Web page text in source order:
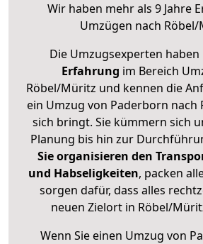
Wir haben mehr als 9 Jahre
Umzügen nach
Die Umzugsexperten haben
Erfahrung im Bereich
Röbel/Müritz und kennen die
ein Umzug von Paderborn
sich bringt. Sie kümmern sich
Planung bis hin zur
Sie organisieren den
und Habseligkeiten, packen
sorgen dafür, dass alles
neuen Zielort in Röbel/
Wenn Sie einen Umzug von